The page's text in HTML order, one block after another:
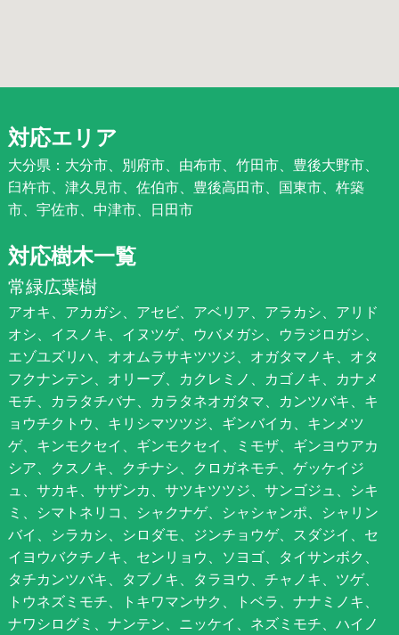
対応エリア
大分県：大分市、別府市、由布市、竹田市、豊後大野市、
臼杵市、津久見市、佐伯市、豊後高田市、国東市、杵築
市、宇佐市、中津市、日田市
対応樹木一覧
常緑広葉樹
アオキ、アカガシ、アセビ、アベリア、アラカシ、アリド
オシ、イスノキ、イヌツゲ、ウバメガシ、ウラジロガシ、
エゾユズリハ、オオムラサキツツジ、オガタマノキ、オタ
フクナンテン、オリーブ、カクレミノ、カゴノキ、カナメ
モチ、カラタチバナ、カラタネオガタマ、カンツバキ、キ
ョウチクトウ、キリシマツツジ、ギンバイカ、キンメツ
ゲ、キンモクセイ、ギンモクセイ、ミモザ、ギンヨウアカ
シア、クスノキ、クチナシ、クロガネモチ、ゲッケイジ
ュ、サカキ、サザンカ、サツキツツジ、サンゴジュ、シキ
ミ、シマトネリコ、シャクナゲ、シャシャンポ、シャリン
バイ、シラカシ、シロダモ、ジンチョウゲ、スダジイ、セ
イヨウバクチノキ、センリョウ、ソヨゴ、タイサンボク、
タチカンツバキ、タブノキ、タラヨウ、チャノキ、ツゲ、
トウネズミモチ、トキワマンサク、トベラ、ナナミノキ、
ナワシログミ、ナンテン、ニッケイ、ネズミモチ、ハイノ